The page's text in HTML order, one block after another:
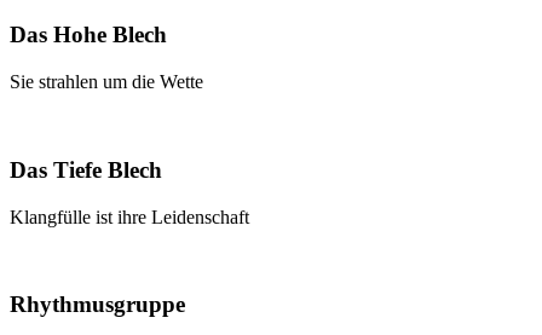
Das Hohe Blech
Sie strahlen um die Wette
Das Tiefe Blech
Klangfülle ist ihre Leidenschaft
Rhythmusgruppe